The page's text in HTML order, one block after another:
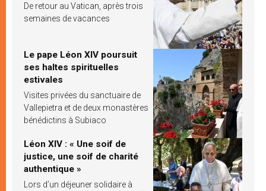
De retour au Vatican, après trois
semaines de vacances
Le pape Léon XIV poursuit
ses haltes spirituelles
estivales
Visites privées du sanctuaire de
Vallepietra et de deux monastères
bénédictins à Subiaco
Léon XIV : « Une soif de
justice, une soif de charité
authentique »
Lors d’un déjeuner solidaire à